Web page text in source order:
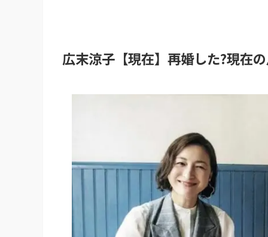
広末涼子【現在】再婚した?現在